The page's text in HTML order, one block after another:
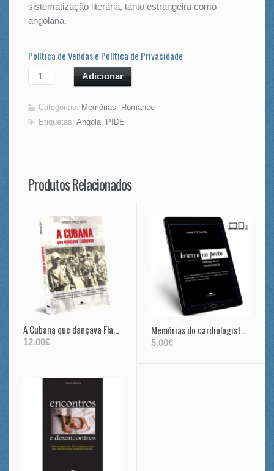
sistematização literária, tanto estrangeira como
angolana.
Política de Vendas e Política de Privacidade
Adicionar
Categorias: Memórias
Romance
Etiquetas:Angola PIDE
Produtos Relacionados
A Cubana que dançava Flamenco
12.00€
Memórias do cardiologista de Samora Machel e de Oliver Tambo
5.00€